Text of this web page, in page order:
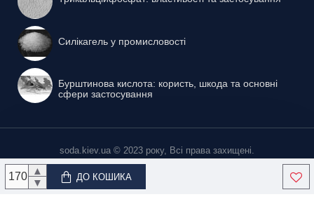
▲
▼
ДО КОШИКА
Силікагель у промисловості
Бурштинова кислота: користь, шкода та основні
сфери застосування
soda.kiev.ua © 2023 року, Всі права захищені.